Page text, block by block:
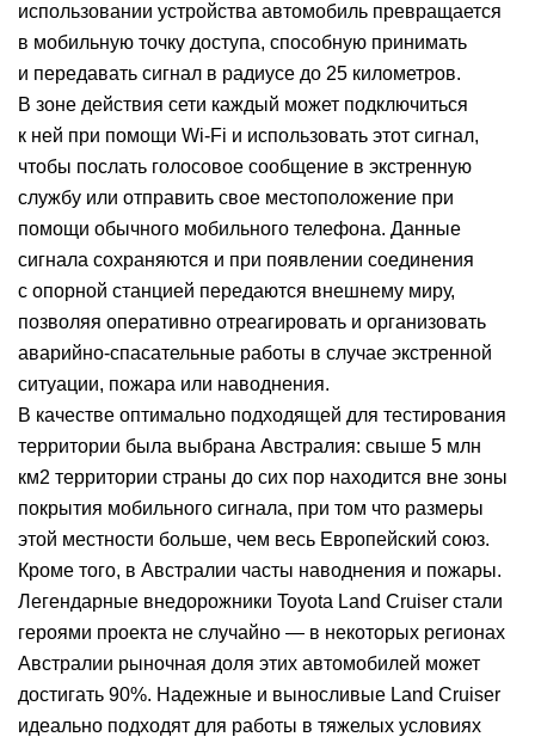
использовании устройства автомобиль превращается
в мобильную точку доступа, способную принимать
и передавать сигнал в радиусе до 25 километров.
В зоне действия сети каждый может подключиться
к ней при помощи Wi-Fi и использовать этот сигнал,
чтобы послать голосовое сообщение в экстренную
службу или отправить свое местоположение при
помощи обычного мобильного телефона. Данные
сигнала сохраняются и при появлении соединения
с опорной станцией передаются внешнему миру,
позволяя оперативно отреагировать и организовать
аварийно-спасательные работы в случае экстренной
ситуации, пожара или наводнения.
В качестве оптимально подходящей для тестирования
территории была выбрана Австралия: свыше 5 млн
км2 территории страны до сих пор находится вне зоны
покрытия мобильного сигнала, при том что размеры
этой местности больше, чем весь Европейский союз.
Кроме того, в Австралии часты наводнения и пожары.
Легендарные внедорожники Toyota Land Cruiser стали
героями проекта не случайно — в некоторых регионах
Австралии рыночная доля этих автомобилей может
достигать 90%. Надежные и выносливые Land Cruiser
идеально подходят для работы в тяжелых условиях